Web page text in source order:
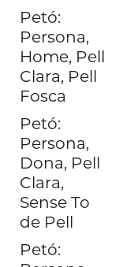
Petó:
Persona,
Home, Pell
Clara, Pell
Fosca
Petó:
Persona,
Dona, Pell
Clara,
Sense To
de Pell
Petó: